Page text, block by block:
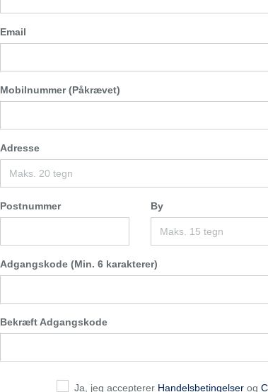
Email
Mobilnummer (Påkrævet)
Adresse
Postnummer By
Adgangskode (Min. 6 karakterer)
Bekræft Adgangskode
Ja, jeg accepterer Handelsbetingelser og